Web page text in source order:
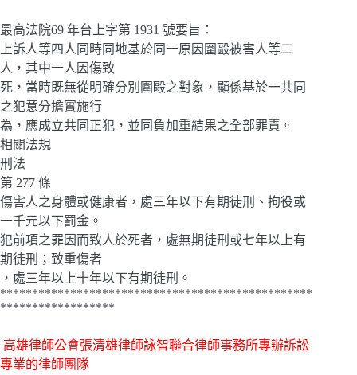
最高法院69 年台上字第 1931 號要旨：
上訴人等四人同時同地基於同一原因圍毆被害人等二
人，其中一人因傷致
死，當時既無從明確分別圍毆之對象，顯係基於一共同
之犯意分擔實施行
為，應成立共同正犯，並同負加重結果之全部罪責。
相關法規
刑法
第 277 條
傷害人之身體或健康者，處三年以下有期徒刑、拘役或
一千元以下罰金。
犯前項之罪因而致人於死者，處無期徒刑或七年以上有
期徒刑；致重傷者
，處三年以上十年以下有期徒刑。
*************************************************
******************
高雄律師公會張清雄律師詠智聯合律師事務所專辦訴訟
專業的律師團隊